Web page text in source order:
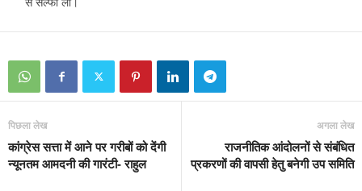
पिछला लेख
कांग्रेस सत्ता में आने पर गरीबों को देंगी
न्यूनतम आमदनी की गारंटी- राहुल
अगला लेख
राजनीतिक आंदोलनों से संबंधित
प्रकरणों की वापसी हेतु बनेगी उप समिति